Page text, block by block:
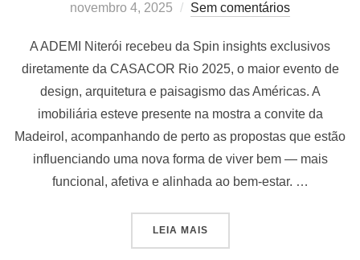
novembro 4, 2025 Sem comentários
A ADEMI Niterói recebeu da Spin insights exclusivos
diretamente da CASACOR Rio 2025, o maior evento de
design, arquitetura e paisagismo das Américas. A
imobiliária esteve presente na mostra a convite da
Madeirol, acompanhando de perto as propostas que estão
influenciando uma nova forma de viver bem — mais
funcional, afetiva e alinhada ao bem-estar. …
LEIA MAIS“TENDÊNCIAS QUE